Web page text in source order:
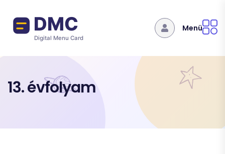
Menü
13. évfolyam